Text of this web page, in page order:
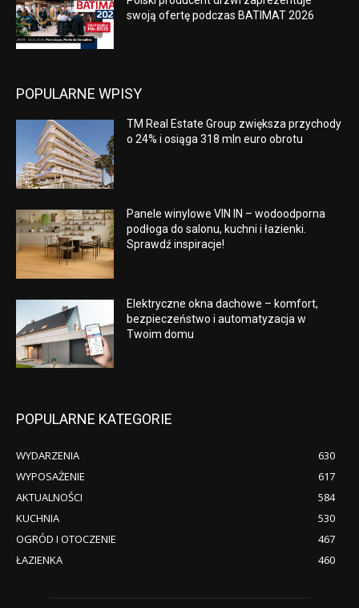
swoją ofertę podczas BATIMAT 2026
POPULARNE WPISY
TM Real Estate Group zwiększa przychody
o 24% i osiąga 318 mln euro obrotu
Panele winylowe VIN IN – wodoodporna
podłoga do salonu, kuchni i łazienki.
Sprawdź inspiracje!
Elektryczne okna dachowe – komfort,
bezpieczeństwo i automatyzacja w
Twoim domu
POPULARNE KATEGORIE
WYDARZENIA
630
WYPOSAŻENIE
617
AKTUALNOŚCI
584
KUCHNIA
530
OGRÓD I OTOCZENIE
467
ŁAZIENKA
460